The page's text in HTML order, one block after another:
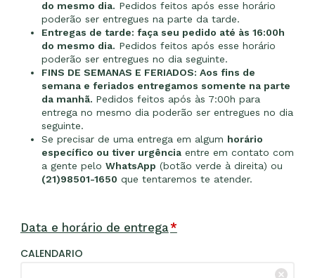
do mesmo dia. Pedidos feitos após esse horário
poderão ser entregues na parte da tarde.
Entregas de tarde: faça seu pedido até às 16:00h
do mesmo dia. Pedidos feitos após esse horário
poderão ser entregues no dia seguinte.
FINS DE SEMANAS E FERIADOS: Aos fins de
semana e feriados entregamos somente na parte
da manhã. Pedidos feitos após às 7:00h para
entrega no mesmo dia poderão ser entregues no dia
seguinte.
Se precisar de uma entrega em algum horário
específico ou tiver urgênciaentre em contato com
a gente pelo WhatsApp (botão verde à direita) ou
(21)98501-1650 que tentaremos te atender.
Data e horário de entrega*
CALENDARIO